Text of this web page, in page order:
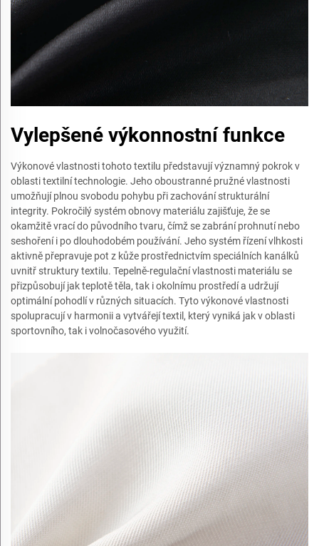
Vylepšené výkonnostní funkce
Výkonové vlastnosti tohoto textilu představují významný pokrok v
oblasti textilní technologie. Jeho oboustranné pružné vlastnosti
umožňují plnou svobodu pohybu při zachování strukturální
integrity. Pokročilý systém obnovy materiálu zajišťuje, že se
okamžitě vrací do původního tvaru, čímž se zabrání prohnutí nebo
seshoření i po dlouhodobém používání. Jeho systém řízení vlhkosti
aktivně přepravuje pot z kůže prostřednictvím speciálních kanálků
uvnitř struktury textilu. Tepelně-regulační vlastnosti materiálu se
přizpůsobují jak teplotě těla, tak i okolnímu prostředí a udržují
optimální pohodlí v různých situacích. Tyto výkonové vlastnosti
spolupracují v harmonii a vytvářejí textil, který vyniká jak v oblasti
sportovního, tak i volnočasového využití.